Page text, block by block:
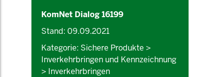
KomNet Dialog 16199
Stand: 09.09.2021
Kategorie: Sichere Produkte >
Inverkehrbringen und Kennzeichnung
> Inverkehrbringen